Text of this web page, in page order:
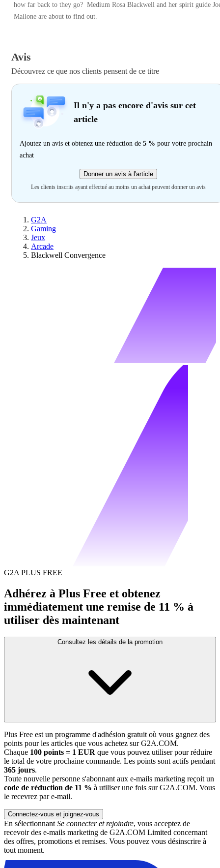
how far back to they go? Medium Rosa Blackwell and her spirit guide
Mallone are about to find out.
Avis
Découvrez ce que nos clients pensent de ce titre
Il n'y a pas encore d'avis sur cet
article
Ajoutez un avis et obtenez une réduction de 5 % pour votre prochain
achat
Donner un avis à l'article
Les clients inscrits ayant effectué au moins un achat peuvent donner un avis
G2A
Gaming
Jeux
Arcade
Blackwell Convergence
G2A PLUS FREE
Adhérez à Plus Free et obtenez
immédiatement une remise de 11 % à
utiliser dès maintenant
Consultez les détails de la promotion
Plus Free est un programme d'adhésion gratuit où vous gagnez des
points pour les articles que vous achetez sur G2A.COM.
Chaque 100 points = 1 EUR que vous pouvez utiliser pour réduire
le total de votre prochaine commande. Les points sont actifs pendant
365 jours.
Toute nouvelle personne s'abonnant aux e-mails marketing reçoit un
code de réduction de 11 % à utiliser une fois sur G2A.COM. Vous
le recevrez par e-mail.
Connectez-vous et joignez-vous
En sélectionnant Se connecter et rejoindre, vous acceptez de
recevoir des e-mails marketing de G2A.COM Limited concernant
des offres, promotions et remises. Vous pouvez vous désinscrire à
tout moment.